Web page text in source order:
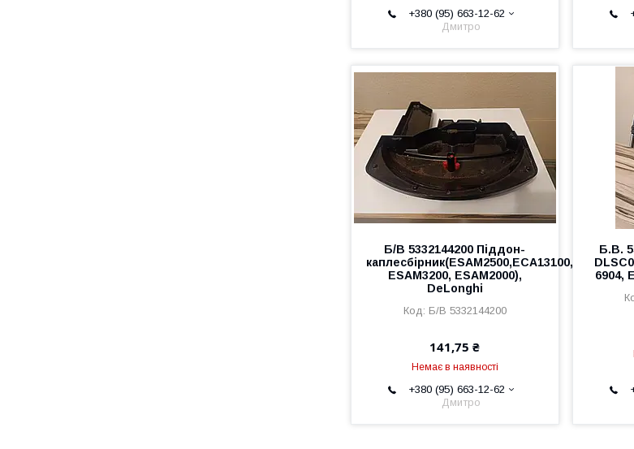
+380 (95) 663-12-62
Дмитро
Б/В 5332144200 Піддон-
каплесбірник(ESAM2500,ECA13100,
ESAM3200, ESAM2000),
DeLonghi
Б/В 5332144200
141,75 ₴
Немає в наявності
+380 (95) 663-12-62
Дмитро
Б.В.
6904,